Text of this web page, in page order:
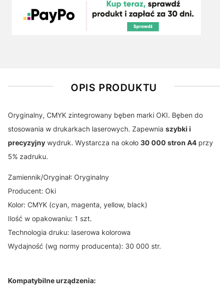
OPIS PRODUKTU
Oryginalny, CMYK zintegrowany bęben marki OKI. Bęben do
stosowania w drukarkach laserowych. Zapewnia szybki i
precyzyjny wydruk. Wystarcza na około 30 000 stron A4 przy
5% zadruku.
Zamiennik/Oryginał: Oryginalny
Producent: Oki
Kolor: CMYK (cyan, magenta, yellow, black)
Ilość w opakowaniu: 1 szt.
Technologia druku: laserowa kolorowa
Wydajność (wg normy producenta): 30 000 str.
Kompatybilne urządzenia: